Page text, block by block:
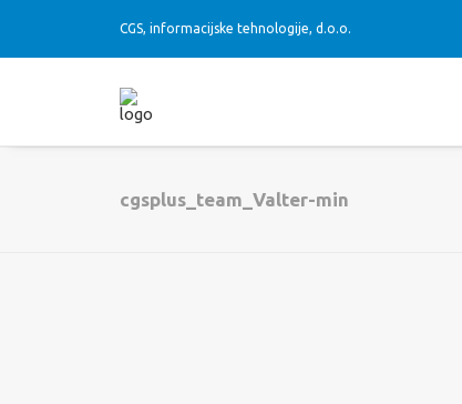
CGS, informacijske tehnologije, d.o.o.
cgsplus_team_Valter-min